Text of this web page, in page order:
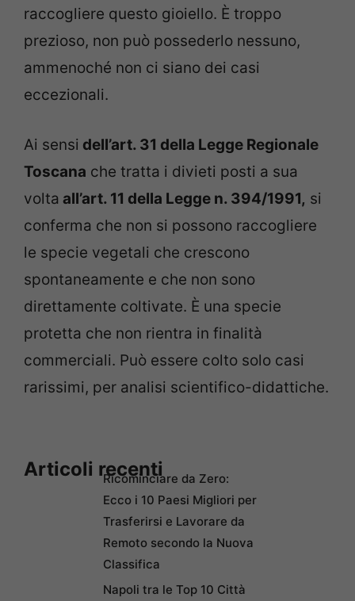
raccogliere questo gioiello. È troppo
prezioso, non può possederlo nessuno,
ammenoché non ci siano dei casi
eccezionali.
Ai sensi dell’art. 31 della Legge Regionale
Toscana che tratta i divieti posti a sua
volta all’art. 11 della Legge n. 394/1991, si
conferma che non si possono raccogliere
le specie vegetali che crescono
spontaneamente e che non sono
direttamente coltivate. È una specie
protetta che non rientra in finalità
commerciali. Può essere colto solo casi
rarissimi, per analisi scientifico-didattiche.
Articoli recentiRicominciare da Zero:
Ecco i 10 Paesi Migliori per
Trasferirsi e Lavorare da
Remoto secondo la Nuova
Classifica
Napoli tra le Top 10 Città